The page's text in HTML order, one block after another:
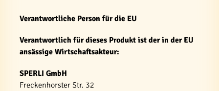
Verantwortliche Person für die EU
Verantwortlich für dieses Produkt ist der in der EU
ansässige Wirtschaftsakteur:
SPERLI GmbH
Freckenhorster Str. 32